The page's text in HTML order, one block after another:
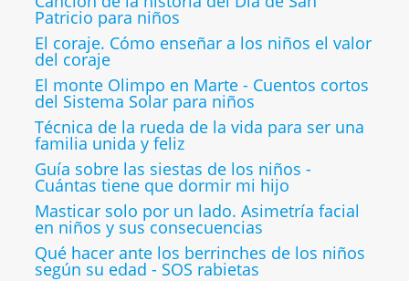
Patricio para niños
El coraje. Cómo enseñar a los niños el valor
del coraje
El monte Olimpo en Marte - Cuentos cortos
del Sistema Solar para niños
Técnica de la rueda de la vida para ser una
familia unida y feliz
Guía sobre las siestas de los niños -
Cuántas tiene que dormir mi hijo
Masticar solo por un lado. Asimetría facial
en niños y sus consecuencias
Qué hacer ante los berrinches de los niños
según su edad - SOS rabietas